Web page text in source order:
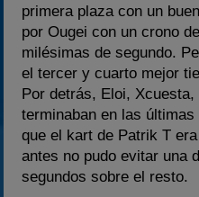
primera plaza con un
por Ougei con un crono
milésimas de segundo.
el tercer y cuarto mejor
Por detrás, Eloi,
terminaban en las
que el kart de Patrik T
antes no pudo evitar una
segundos sobre el resto.